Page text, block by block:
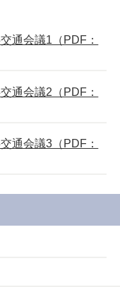
通会議1（PDF：
通会議2（PDF：
通会議3（PDF：